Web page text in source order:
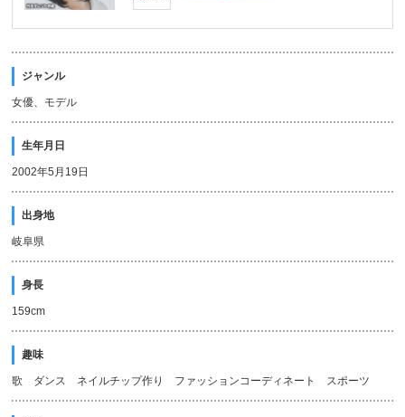
ジャンル
女優、モデル
生年月日
2002年5月19日
出身地
岐阜県
身長
159cm
趣味
歌 ダンス ネイルチップ作り ファッションコーディネート スポーツ